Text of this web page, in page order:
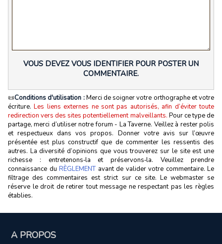
VOUS DEVEZ VOUS IDENTIFIER POUR POSTER UN
COMMENTAIRE.
📜Conditions d'utilisation :Merci de soigner votre orthographe et votre
écriture.Les liens externes ne sont pas autorisés, afin d’éviter toute
redirection vers des sites potentiellement malveillants. Pour ce type de
partage, merci d’utiliser notre forum - La Taverne. Veillez à rester polis
et respectueux dans vos propos. Donner votre avis sur l’œuvre
présentée est plus constructif que de commenter les ressentis des
autres. La diversité d’opinions que vous trouverez sur le site est une
richesse : entretenons‑la et préservons‑la. Veuillez prendre
connaissance du RÈGLEMENTavant de valider votre commentaire. Le
filtrage des commentaires est strict sur ce site. Le webmaster se
réserve le droit de retirer tout message ne respectant pas les règles
établies.
A PROPOS